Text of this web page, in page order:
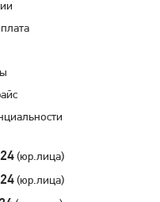
(юр.лица)
(юр.лица)